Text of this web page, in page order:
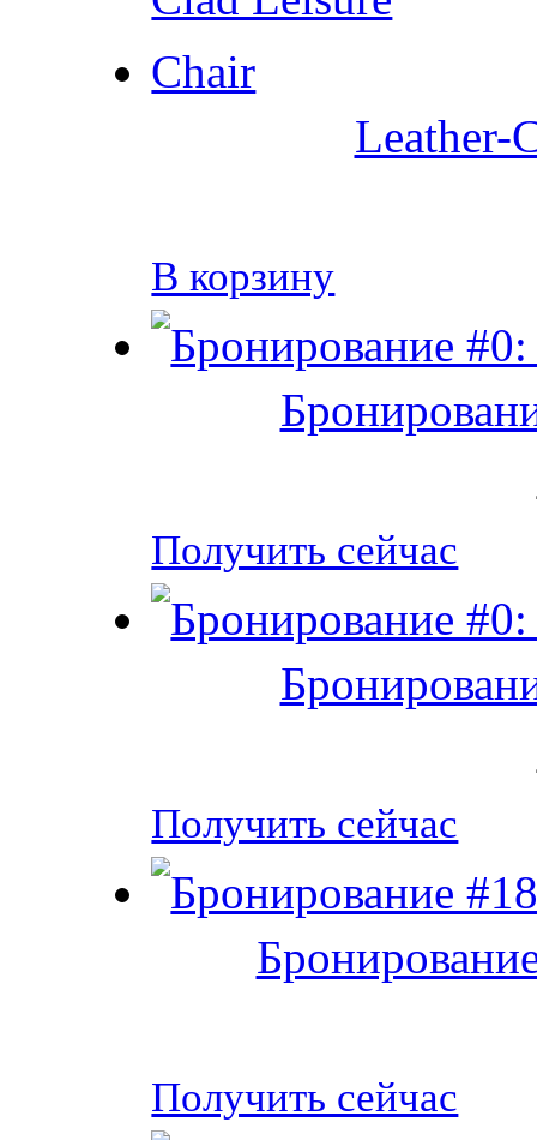
Leather-
В корзину
Получить сейчас
Получить сейчас
Получить сейчас